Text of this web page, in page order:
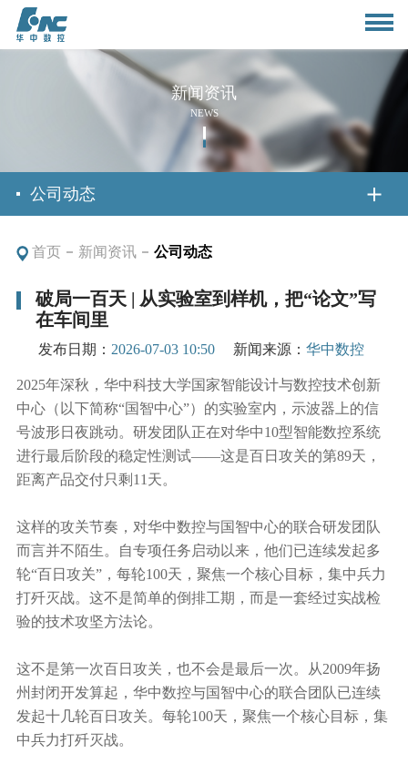
首页
关于我们
公司简介
组织架构
企业文化
员工风采
新闻资讯
公司动态
行业动态
媒体报道
公示公告
视频中心
产品与应用
产品中心
技术分享
投资者关系
投资者提问
法制宣传
投教园地
联系我们
销售与服务网络
在线留言
人力资源
新闻资讯
NEWS
公司动态
首页 新闻资讯 公司动态
破局一百天 | 从实验室到样机，把“论文”写
在车间里
发布日期： 2026-07-03 10:50 新闻来源：华中数控
2025年深秋，华中科技大学国家智能设计与数控技术创新
中心（以下简称“国智中心”）的实验室内，示波器上的信
号波形日夜跳动。研发团队正在对华中10型智能数控系统
进行最后阶段的稳定性测试——这是百日攻关的第89天，
距离产品交付只剩11天。
这样的攻关节奏，对华中数控与国智中心的联合研发团队
而言并不陌生。自专项任务启动以来，他们已连续发起多
轮“百日攻关”，每轮100天，聚焦一个核心目标，集中兵力
打歼灭战。这不是简单的倒排工期，而是一套经过实战检
验的技术攻坚方法论。
这不是第一次百日攻关，也不会是最后一次。从2009年扬
州封闭开发算起，华中数控与国智中心的联合团队已连续
发起十几轮百日攻关。每轮100天，聚焦一个核心目标，集
中兵力打歼灭战。